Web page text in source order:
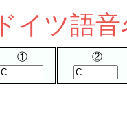
ドイツ語
① ②